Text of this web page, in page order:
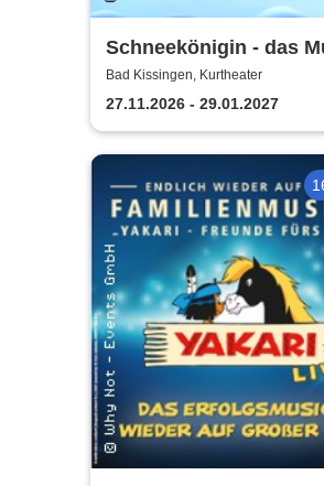
Schneekönigin - das
Theater Liberi
Bad Kissingen, Kurtheater
27.11.2026 - 29.01.2027